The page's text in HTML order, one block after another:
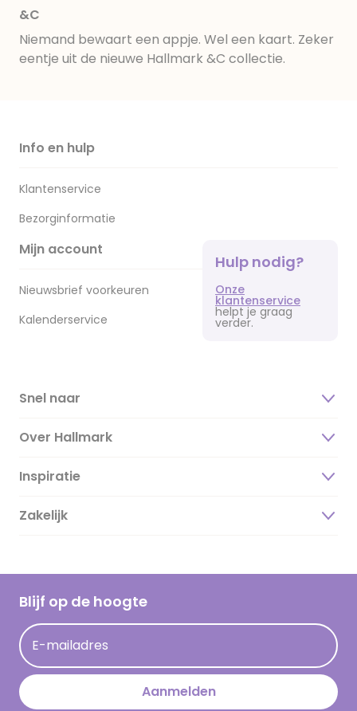
&C
Niemand bewaart een appje. Wel een kaart. Zeker
eentje uit de nieuwe Hallmark &C collectie.
Info en hulp
Klantenservice
Bezorginformatie
Mijn account
Nieuwsbrief voorkeuren
Kalenderservice
Hulp nodig?
Onze
klantenservice
helpt je graag
verder.
Snel naar
Over Hallmark
Over ons
Duurzaamheid
Hallmark Kaartclub
Acties
Persberichten
Hallmark en Kinderpostzegels
Inspiratie
Magazine
Cadeau inspiratie
Kaartinspiratie
Zakelijk
Blijf op de hoogte
E-mailadres
Aanmelden